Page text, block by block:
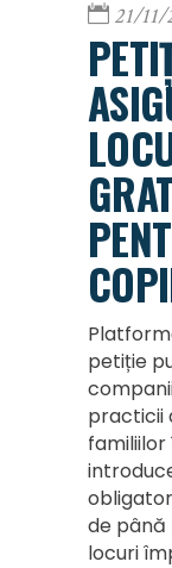
21/
petiție
practicii
de până
locuri